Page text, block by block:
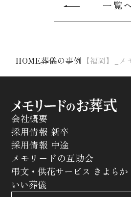
一覧
HOME葬儀の事例 【福岡】_
会社概要
採用情報 新卒
採用情報 中途
メモリードの互助会
弔文・供花サービス きよらか
いい葬儀